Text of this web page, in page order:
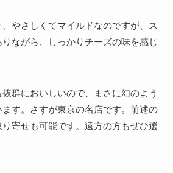
やさしくてマイルドなのですが、ス
ながら、しっかりチーズの味を感じ
群においしいので、まさに幻のよう
す。さすが東京の名店です。前述の
寄せも可能です。遠方の方もぜひ選